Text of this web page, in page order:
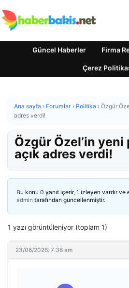
Güncel Haberler Firma
Çerez
Ana sayfa › Forumlar › Politika › Özgür
adres verdi!
Özgür Özel’in
açık adres verdi!
Bu konu 0 yanıt içerir, 1 izleyen vardır ve
admin tarafından güncellenmiştir.
1 yazı görüntüleniyor (toplam 1)
23/06/2026: 7:38 am